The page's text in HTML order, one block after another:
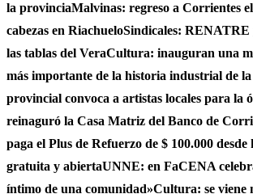
la provinciaMalvinas: regreso a Corrientes
cabezas en RiachueloSindicales:
las tablas del VeraCultura: inauguran una
más importante de la historia industrial de
provincial convoca a artistas locales para la
reinaguró la Casa Matriz del Banco de
paga el Plus de Refuerzo de $ 100.000
gratuita y abiertaUNNE: en FaCENA
íntimo de una comunidad»Cultura: se viene